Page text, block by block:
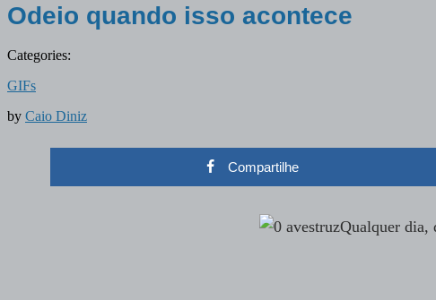
Odeio quando isso acontece
Categories:
GIFs
by Caio Diniz
Compartilhe
Qualquer dia,